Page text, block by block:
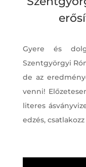
Gyere és
Szentgyörgyi
de az
venni!
literes
edzés,